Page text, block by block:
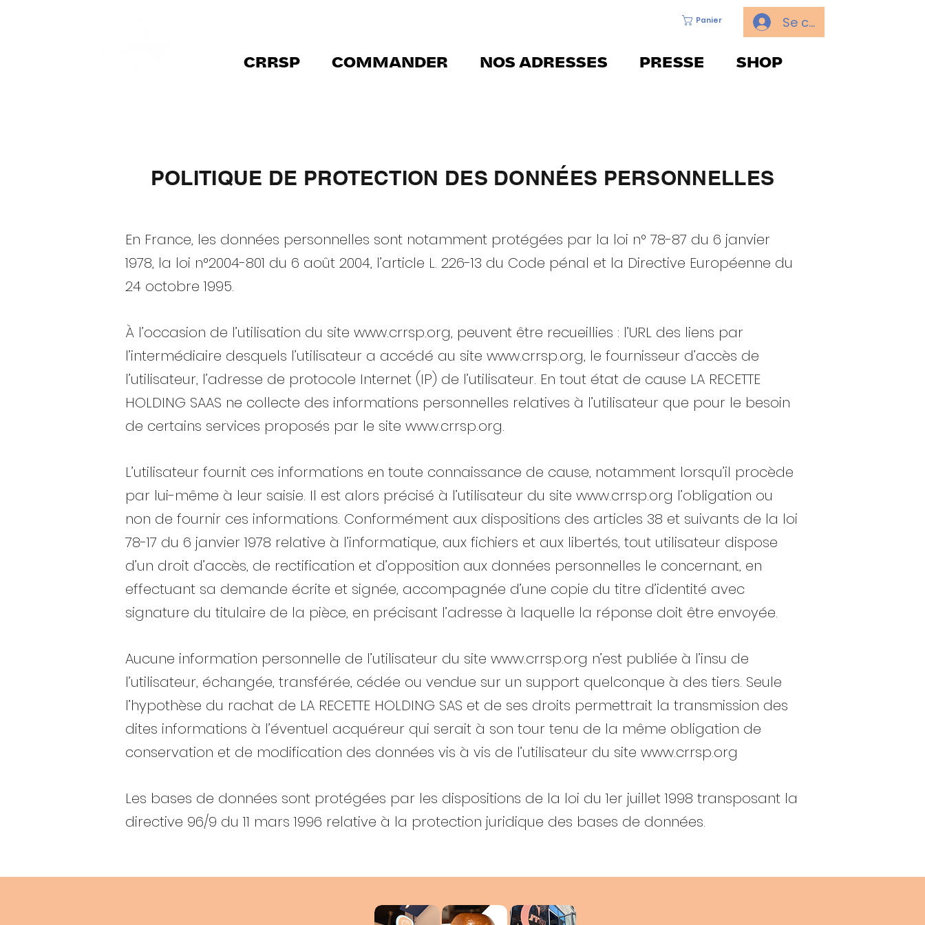
Panier Se connecter
CRRSP COMMANDER NOS ADRESSES PRESSE SHOP
POLITIQUE DE PROTECTION DES DONNÉES PERSONNELLES
‍En France, les données personnelles sont notamment protégées par la loi n° 78-87 du 6 janvier
1978, la loi n°2004-801 du 6 août 2004, l’article L. 226-13 du Code pénal et la Directive Européenne du
24 octobre 1995.
À l’occasion de l’utilisation du site www.crrsp.org, peuvent être recueillies : l’URL des liens par
l’intermédiaire desquels l’utilisateur a accédé au site www.crrsp.org, le fournisseur d’accès de
l’utilisateur, l’adresse de protocole Internet (IP) de l’utilisateur. En tout état de cause LA RECETTE
HOLDING SAAS ne collecte des informations personnelles relatives à l’utilisateur que pour le besoin
de certains services proposés par le site www.crrsp.org.
L’utilisateur fournit ces informations en toute connaissance de cause, notamment lorsqu’il procède
par lui-même à leur saisie. Il est alors précisé à l’utilisateur du site www.crrsp.org l’obligation ou
non de fournir ces informations. Conformément aux dispositions des articles 38 et suivants de la loi
78-17 du 6 janvier 1978 relative à l’informatique, aux fichiers et aux libertés, tout utilisateur dispose
d’un droit d’accès, de rectification et d’opposition aux données personnelles le concernant, en
effectuant sa demande écrite et signée, accompagnée d’une copie du titre d’identité avec
signature du titulaire de la pièce, en précisant l’adresse à laquelle la réponse doit être envoyée.
Aucune information personnelle de l’utilisateur du site www.crrsp.org n’est publiée à l’insu de
l’utilisateur, échangée, transférée, cédée ou vendue sur un support quelconque à des tiers. Seule
l’hypothèse du rachat de LA RECETTE HOLDING SAS et de ses droits permettrait la transmission des
dites informations à l’éventuel acquéreur qui serait à son tour tenu de la même obligation de
conservation et de modification des données vis à vis de l’utilisateur du site www.crrsp.org
Les bases de données sont protégées par les dispositions de la loi du 1er juillet 1998 transposant la
directive 96/9 du 11 mars 1996 relative à la protection juridique des bases de données.